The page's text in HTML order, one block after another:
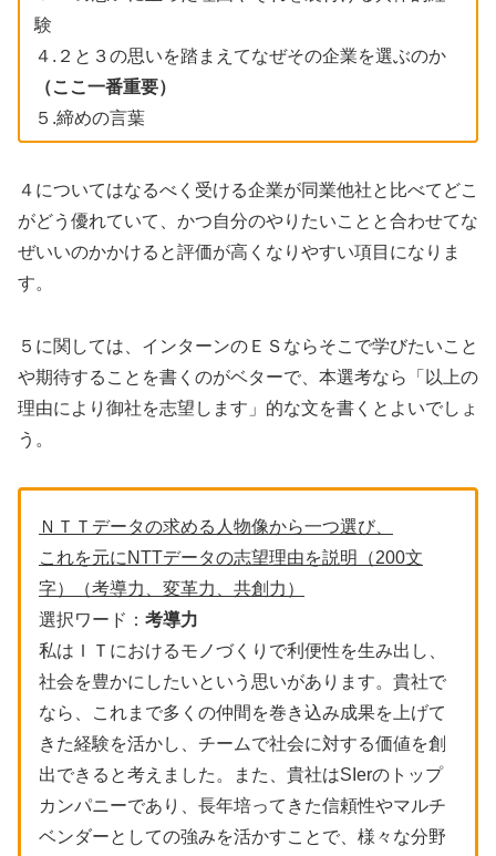
験
４.２と３の思いを踏まえてなぜその企業を選ぶのか
（ここ一番重要）
５.締めの言葉
４についてはなるべく受ける企業が同業他社と比べてどこ
がどう優れていて、かつ自分のやりたいことと合わせてな
ぜいいのかかけると評価が高くなりやすい項目になりま
す。
５に関しては、インターンのＥＳならそこで学びたいこと
や期待することを書くのがベターで、本選考なら「以上の
理由により御社を志望します」的な文を書くとよいでしょ
う。
ＮＴＴデータの求める人物像から一つ選び、
これを元にNTTデータの志望理由を説明（200文
字）（考導力、変革力、共創力）
選択ワード： 考導力
私はＩＴにおけるモノづくりで利便性を生み出し、
社会を豊かにしたいという思いがあります。貴社で
なら、これまで多くの仲間を巻き込み成果を上げて
きた経験を活かし、チームで社会に対する価値を創
出できると考えました。また、貴社はSIerのトップ
カンパニーであり、長年培ってきた信頼性やマルチ
ベンダーとしての強みを活かすことで、様々な分野